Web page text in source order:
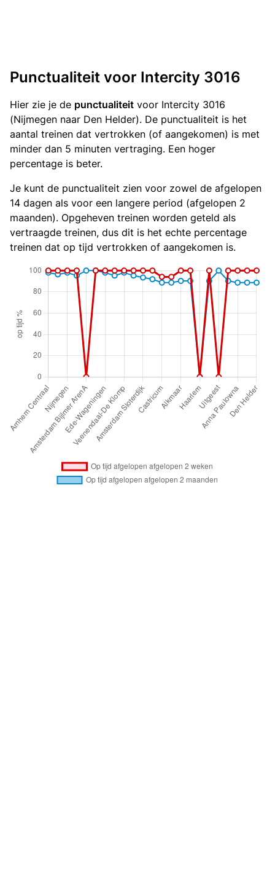
Punctualiteit voor Intercity 3016
Hier zie je de punctualiteit voor Intercity 3016
(Nijmegen naar Den Helder). De punctualiteit is het
aantal treinen dat vertrokken (of aangekomen) is met
minder dan 5 minuten vertraging. Een hoger
percentage is beter.
Je kunt de punctualiteit zien voor zowel de afgelopen
14 dagen als voor een langere period (afgelopen 2
maanden). Opgeheven treinen worden geteld als
vertraagde treinen, dus dit is het echte percentage
treinen dat op tijd vertrokken of aangekomen is.